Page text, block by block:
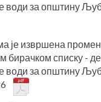
води за општину
је извршена
бирачком списку -
води за општину